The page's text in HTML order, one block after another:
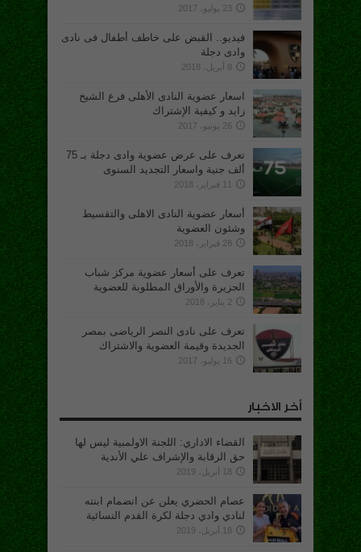
23 يوليو، 2017
فيديو.. القبض على خاطف أطفال فى نادى
وادى دجلة
8 أبريل، 2018
اسعار عضوية النادى الأهلى فرع الشيخ
زايد و كيفية الإشتراك
26 يونيو، 2017
تعرف على عرض عضوية وادى دجلة بـ 75
ألف جنية واسعار التجديد السنوى
11 فبراير، 2018
أسعار عضوية النادى الاهلى والتقسيط
وشئون العضوية
28 فبراير، 2018
تعرف على أسعار عضوية مركز شباب
الجزيرة والأوراق المطلوبة للعضوية
2 يناير، 2018
تعرف على نادى النصر الرياضى بمصر
الجديدة وقيمة العضوية والاشتراك
16 يوليو، 2017
أخر الاخبار
القضاء الاداري: اللجنة الاولمبية ليس لها
حق الرقابة والإشراف علي الأندية
18 أبريل، 2019
عصام الحضري يعلن عن انضمام ابنته
لنادي وادي دجلة لكرة القدم النسائية
18 أبريل، 2019